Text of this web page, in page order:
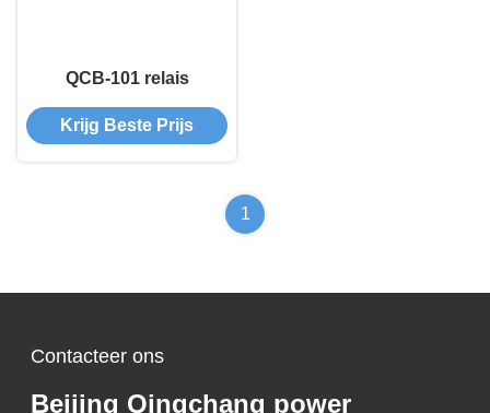
QCB-101 relais
Krijg Beste Prijs
1
Contacteer ons
Beijing Qingchang power